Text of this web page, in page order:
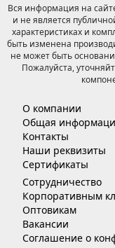
Вся информация на
и не является
характеристиках и
быть изменена
не может быть
Пожалуйста,
О компании
Общая
Контакты
Наши реквизиты
Сертификаты
Сотрудничество
Корпоративным
Оптовикам
Вакансии
Соглашение о